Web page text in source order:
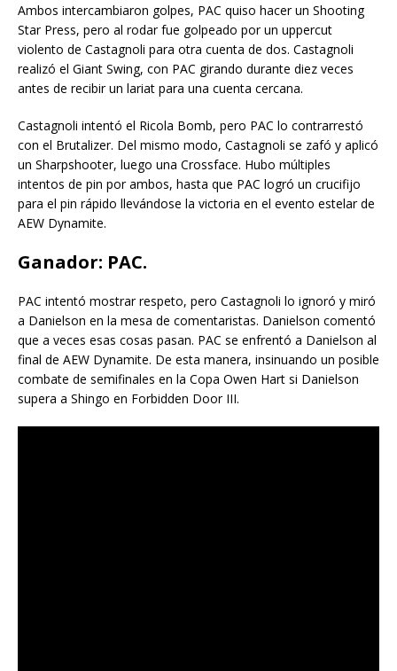
Ambos intercambiaron golpes, PAC quiso hacer un Shooting
Star Press, pero al rodar fue golpeado por un uppercut
violento de Castagnoli para otra cuenta de dos. Castagnoli
realizó el Giant Swing, con PAC girando durante diez veces
antes de recibir un lariat para una cuenta cercana.
Castagnoli intentó el Ricola Bomb, pero PAC lo contrarrestó
con el Brutalizer. Del mismo modo, Castagnoli se zafó y aplicó
un Sharpshooter, luego una Crossface. Hubo múltiples
intentos de pin por ambos, hasta que PAC logró un crucifijo
para el pin rápido llevándose la victoria en el evento estelar de
AEW Dynamite.
Ganador: PAC.
PAC intentó mostrar respeto, pero Castagnoli lo ignoró y miró
a Danielson en la mesa de comentaristas. Danielson comentó
que a veces esas cosas pasan. PAC se enfrentó a Danielson al
final de AEW Dynamite. De esta manera, insinuando un posible
combate de semifinales en la Copa Owen Hart si Danielson
supera a Shingo en Forbidden Door III.